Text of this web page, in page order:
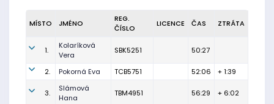
MÍSTO JMÉNO
REG.
ČÍSLO
LICENCE ČAS ZTRÁTA
1.
Kolaríková
Vera
SBK5251 50:27
2. Pokorná Eva TCB5751 52:06 + 1:39
3.
Slámová
Hana
TBM4951 56:29 + 6:02